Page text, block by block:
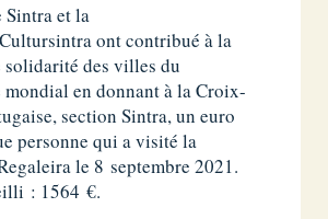
et la
ont contribué à la
solidarité des villes du
en donnant à la Croix-
section Sintra, un euro
personne qui a visité la
le 8 septembre 2021.
: 1564 €.